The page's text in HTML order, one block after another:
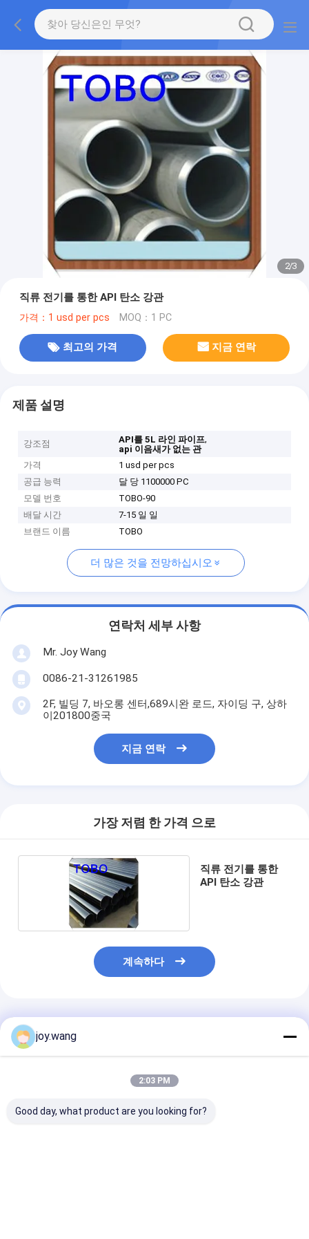
2/3
직류 전기를 통한 API 탄소 강관
가격：1 usd per pcs MOQ：1 PC
최고의 가격 지금 연락
제품 설명
강조점 API를 5L 라인 파이프,
api 이음새가 없는 관
가격
1 usd per pcs
공급 능력
달 당 1100000 PC
모델 번호
TOBO-90
배달 시간
7-15 일 일
브랜드 이름
TOBO
더 많은 것을 전망하십시오
연락처 세부 사항
Mr. Joy Wang
0086-21-31261985
2F, 빌딩 7, 바오롱 센터,689시완 로드, 자이딩 구, 상하
이201800중국
지금 연락
가장 저렴 한 가격 으로
직류 전기를 통한
API 탄소 강관
계속하다
추천된 제품
joy.wang
2:03 PM
Good day, what product are you looking for?